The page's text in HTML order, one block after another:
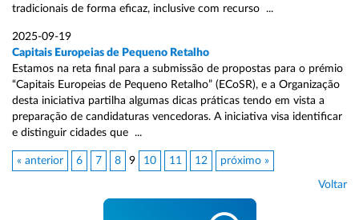
tradicionais de forma eficaz, inclusive com recurso ...
2025-09-19
Capitais Europeias de Pequeno Retalho
Estamos na reta final para a submissão de propostas para o prémio
“Capitais Europeias de Pequeno Retalho” (ECoSR), e a Organização
desta iniciativa partilha algumas dicas práticas tendo em vista a
preparação de candidaturas vencedoras. A iniciativa visa identificar
e distinguir cidades que ...
« anterior 6 7 8 9 10 11 12 próximo »
Voltar